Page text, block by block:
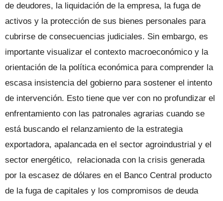
de deudores, la liquidación de la empresa, la fuga de
activos y la protección de sus bienes personales para
cubrirse de consecuencias judiciales. Sin embargo, es
importante visualizar el contexto macroeconómico y la
orientación de la política económica para comprender la
escasa insistencia del gobierno para sostener el intento
de intervención. Esto tiene que ver con no profundizar el
enfrentamiento con las patronales agrarias cuando se
está buscando el relanzamiento de la estrategia
exportadora, apalancada en el sector agroindustrial y el
sector energético, relacionada con la crisis generada
por la escasez de dólares en el Banco Central producto
de la fuga de capitales y los compromisos de deuda